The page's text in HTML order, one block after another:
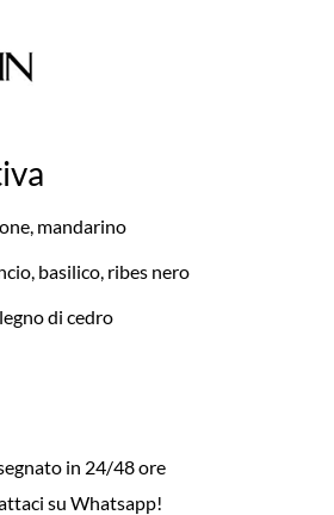
mandarino
basilico, ribes nero
di cedro
in 24/48 ore
su Whatsapp!